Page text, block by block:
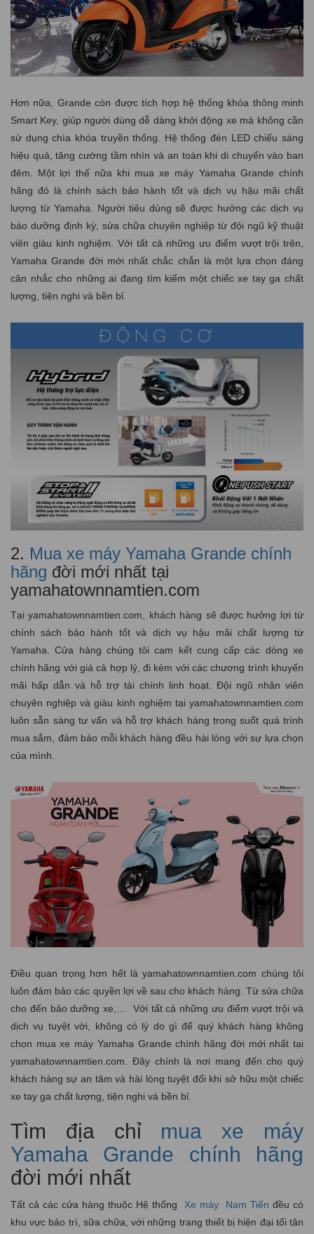
Hơn nữa, Grande còn được tích hợp hệ thống khóa thông minh
Smart Key, giúp người dùng dễ dàng khởi động xe mà không cần
sử dụng chìa khóa truyền thống. Hệ thống đèn LED chiếu sáng
hiệu quả, tăng cường tầm nhìn và an toàn khi di chuyển vào ban
đêm. Một lợi thế nữa khi mua xe máy Yamaha Grande chính
hãng đó là chính sách bảo hành tốt và dịch vụ hậu mãi chất
lượng từ Yamaha. Người tiêu dùng sẽ được hưởng các dịch vụ
bảo dưỡng định kỳ, sửa chữa chuyên nghiệp từ đội ngũ kỹ thuật
viên giàu kinh nghiệm. Với tất cả những ưu điểm vượt trội trên,
Yamaha Grande đời mới nhất chắc chắn là một lựa chọn đáng
cân nhắc cho những ai đang tìm kiếm một chiếc xe tay ga chất
lượng, tiện nghi và bền bỉ.
2. Mua xe máy Yamaha Grande chính
hãng đời mới nhất tại
yamahatownnamtien.com
Tại yamahatownnamtien.com, khách hàng sẽ được hưởng lợi từ
chính sách bảo hành tốt và dịch vụ hậu mãi chất lượng từ
Yamaha. Cửa hàng chúng tôi cam kết cung cấp các dòng xe
chính hãng với giá cả hợp lý, đi kèm với các chương trình khuyến
mãi hấp dẫn và hỗ trợ tài chính linh hoạt. Đội ngũ nhân viên
chuyên nghiệp và giàu kinh nghiệm tại yamahatownnamtien.com
luôn sẵn sàng tư vấn và hỗ trợ khách hàng trong suốt quá trình
mua sắm, đảm bảo mỗi khách hàng đều hài lòng với sự lựa chọn
của mình.
Điều quan trọng hơn hết là yamahatownnamtien.com chúng tôi
luôn đảm bảo các quyền lợi về sau cho khách hàng. Từ sửa chữa
cho đến bảo dưỡng xe,… Với tất cả những ưu điểm vượt trội và
dịch vụ tuyệt vời, không có lý do gì để quý khách hàng không
chọn mua xe máy Yamaha Grande chính hãng đời mới nhất tại
yamahatownnamtien.com. Đây chính là nơi mang đến cho quý
khách hàng sự an tâm và hài lòng tuyệt đối khi sở hữu một chiếc
xe tay ga chất lượng, tiện nghi và bền bỉ.
Tìm địa chỉ mua xe máy
Yamaha Grande chính hãng
đời mới nhất
Tất cả các cửa hàng thuộc Hệ thống Xe máy Nam Tiến đều có
khu vực bảo trì, sữa chữa, với những trang thiết bị hiện đại tối tân